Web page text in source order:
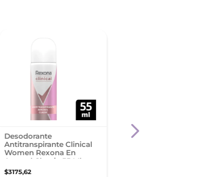
Desodorante
Antitranspirante Clinical
Women Rexona En
Aerosol Classic 55 Ml
$3175,62
Desodorante En